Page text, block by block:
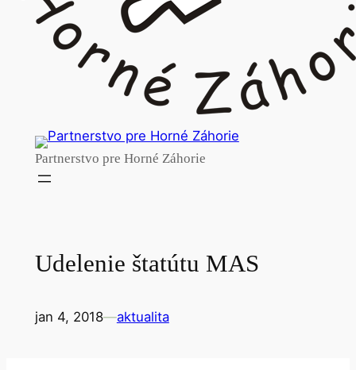
Partnerstvo pre Horné Záhorie
Udelenie štatútu MAS
jan 4, 2018—aktualita